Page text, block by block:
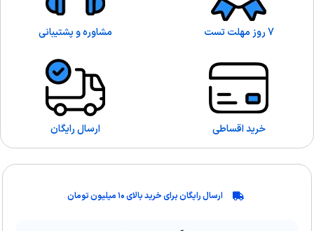
7 روز مهلت تست مشاوره و پشتیبانی
خرید اقساطی ارسال رایگان
ارسال رایگان برای خرید بالای ۱۰ میلیون تومان